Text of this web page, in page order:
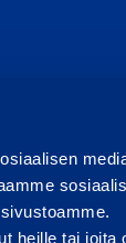
heille tai joita